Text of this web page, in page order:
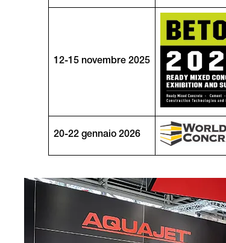
12-15 novembre 2025
20-22 gennaio 2026